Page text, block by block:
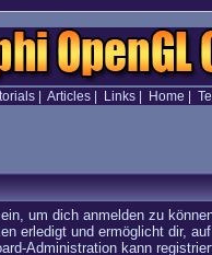
| Articles| Links| Home
um dich anmelden zu
erledigt und ermöglicht dir, auf
Administration kann